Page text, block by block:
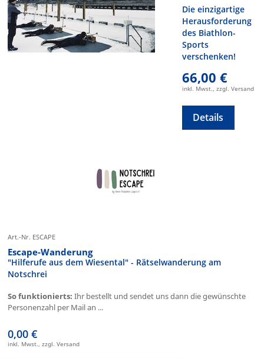
Die einzigartige
Herausforderung
des Biathlon-
Sports
verschenken!
66,00 €
inkl. Mwst., zzgl. Versand
Details
Art.-Nr. ESCAPE
Escape-Wanderung
"Hilferufe aus dem Wiesental" - Rätselwanderung am
Notschrei
So funktionierts: Ihr bestellt und sendet uns dann die gewünschte
Personenzahl per Mail an ...
0,00 €
inkl. Mwst., zzgl. Versand